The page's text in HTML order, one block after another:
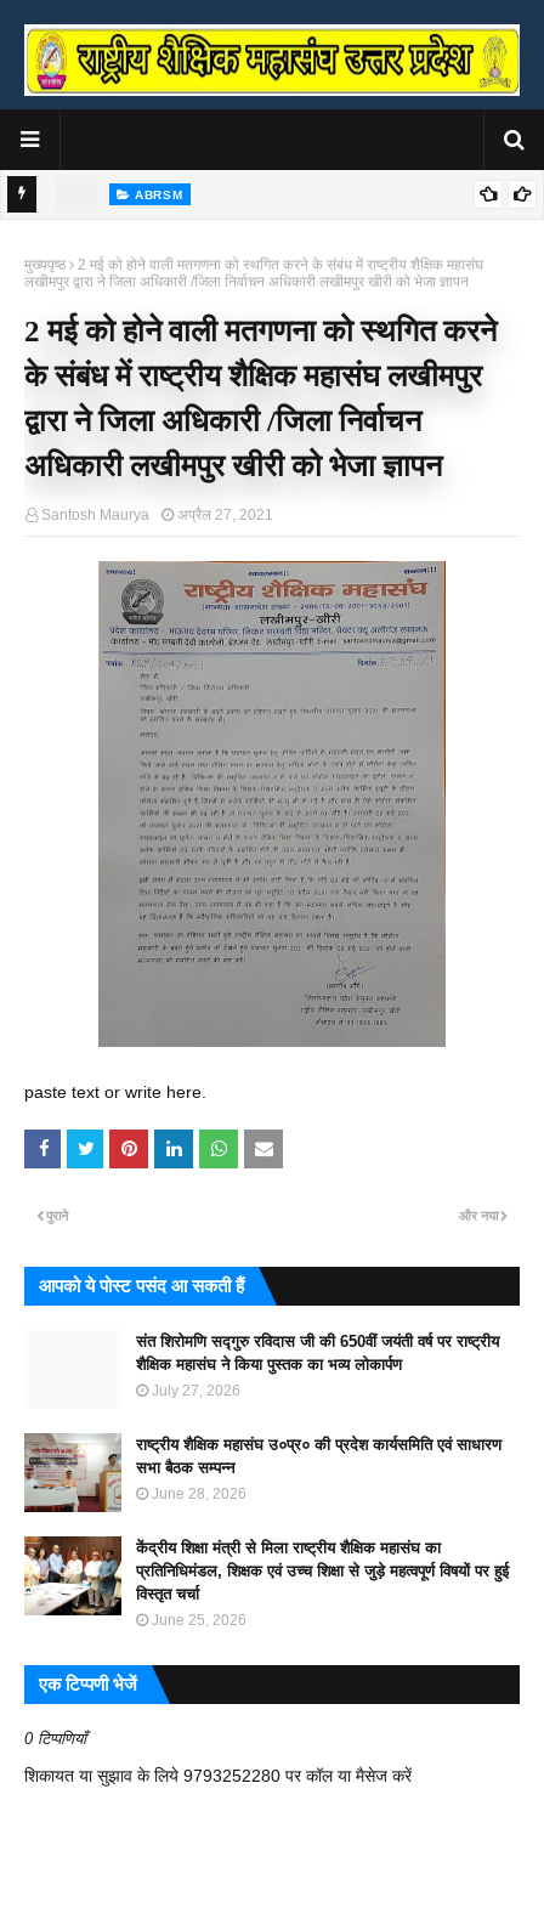
ABRSM
किया पुस्तक का भव्य लोकार्पण
मुख्यपृष्ठ
2 मई को होने वाली मतगणना को स्थगित करने के संबंध में राष्ट्रीय शैक्षिक महासंघ
लखीमपुर द्वारा ने जिला अधिकारी /जिला निर्वाचन अधिकारी लखीमपुर खीरी को भेजा ज्ञापन
2 मई को होने वाली मतगणना को स्थगित करने
के संबंध में राष्ट्रीय शैक्षिक महासंघ लखीमपुर
द्वारा ने जिला अधिकारी /जिला निर्वाचन
अधिकारी लखीमपुर खीरी को भेजा ज्ञापन
Santosh Maurya अप्रैल 27, 2021
paste text or write here.
और नया
पुराने
आपको ये पोस्ट पसंद आ सकती हैं
संत शिरोमणि सद्गुरु रविदास जी की 650वीं जयंती वर्ष पर राष्ट्रीय
शैक्षिक महासंघ ने किया पुस्तक का भव्य लोकार्पण
July 27, 2026
राष्ट्रीय शैक्षिक महासंघ उ०प्र० की प्रदेश कार्यसमिति एवं साधारण
सभा बैठक सम्पन्न
June 28, 2026
केंद्रीय शिक्षा मंत्री से मिला राष्ट्रीय शैक्षिक महासंघ का
प्रतिनिधिमंडल, शिक्षक एवं उच्च शिक्षा से जुड़े महत्वपूर्ण विषयों पर हुई
विस्तृत चर्चा
June 25, 2026
एक टिप्पणी भेजें
0 टिप्पणियाँ
शिकायत या सुझाव के लिये 9793252280 पर कॉल या मैसेज करें